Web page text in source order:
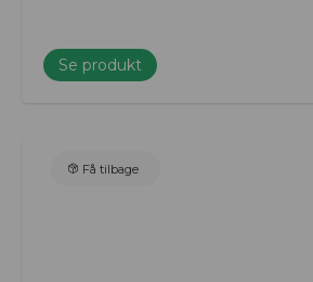
Se produkt
Få tilbage